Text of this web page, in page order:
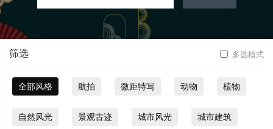
筛选 多选模式
全部风格 航拍 微距特写 动物 植物
自然风光 景观古迹 城市风光 城市建筑